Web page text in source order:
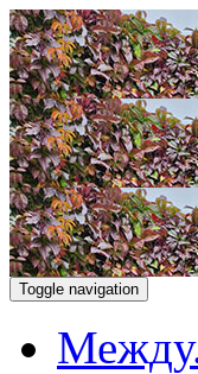
Toggle navigation